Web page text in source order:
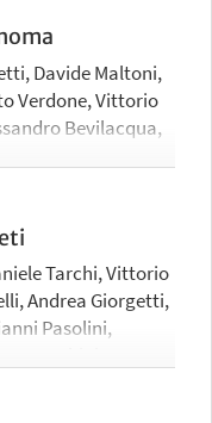
Davide Maltoni,
Verdone, Vittorio
Bevilacqua,
Tarchi, Vittorio
Andrea Giorgetti,
Pasolini,
Foschini, Franco
Vittorio